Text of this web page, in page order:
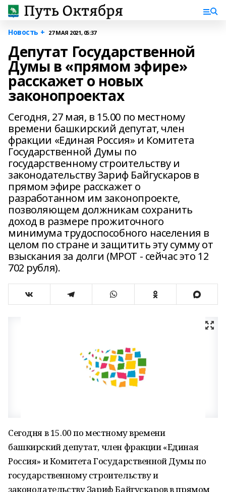
Новость + 27 МАЯ 2021, 05:37
Депутат Государственной
Думы в «прямом эфире»
расскажет о новых
законопроектах
Сегодня, 27 мая, в 15.00 по местному
времени башкирский депутат, член
фракции «Единая Россия» и Комитета
Государственной Думы по
государственному строительству и
законодательству Зариф Байгускаров в
прямом эфире расскажет о
разработанном им законопроекте,
позволяющем должникам сохранить
доход в размере прожиточного
минимума трудоспособного населения в
целом по стране и защитить эту сумму от
взыскания за долги (МРОТ - сейчас это 12
702 рубля).
Сегодня в 15.00 по местному времени
башкирский депутат, член фракции «Единая
Россия» и Комитета Государственной Думы по
государственному строительству и
законодательству Зариф Байгускаров в прямом